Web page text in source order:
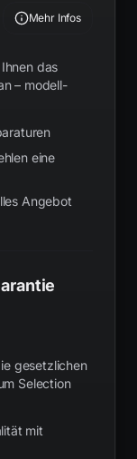
Mehr Infos
das
– modell-
eine
Angebot
gesetzlichen
Selection
mit